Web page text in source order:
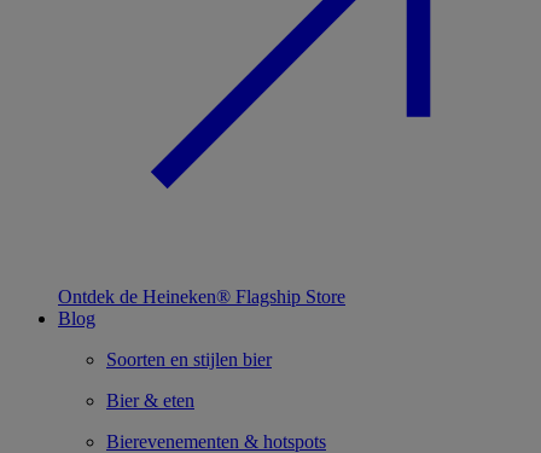
Ontdek de Heineken® Flagship Store
Blog
Soorten en stijlen bier
Bier & eten
Bierevenementen & hotspots